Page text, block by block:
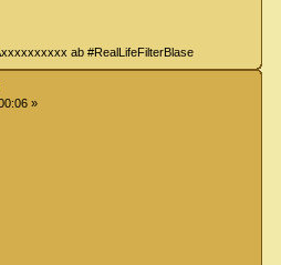
ab #RealLifeFilterBlase
»